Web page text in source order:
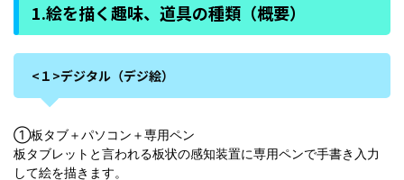
1.絵を描く趣味、道具の種類（概要）
<１>デジタル（デジ絵）
①板タブ＋パソコン＋専用ペン
板タブレットと言われる板状の感知装置に専用ペンで手書き入力
して絵を描きます。